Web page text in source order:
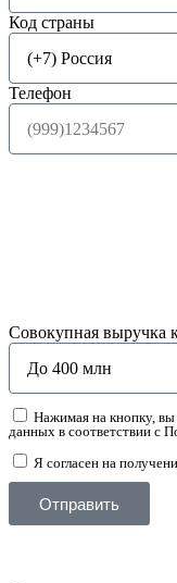
Код страны
Телефон
Совокупная выручка
Нажимая на кнопку, вы
данных в соответствии с
Я согласен на
Отправить